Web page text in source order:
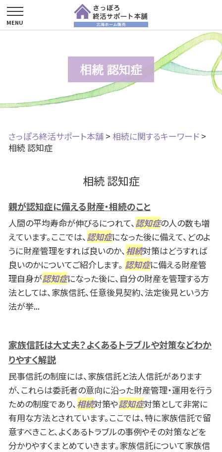
相続 認知症
さっぽろ終活サポート本舗 > 相続に関するキーワード >
相続 認知症
相続 認知症
親が認知症に備える財産・相続のこと
人間の平均寿命が伸びるにつれて、認知症の人の数も増
えています。ここでは、認知症になった後に備えて、どのよ
うに財産管理をすれば良いのか、相続対策はどうすれば
良いのかについてご紹介します。 認知症に備える財産管
理自身が認知症になった後に、自分の財産を管理する方
法としては、家族信託、任意後見契約、法定後見という方
法が挙...
家族信託は大丈夫？よくあるトラブルや対策などわか
りやすく解説
民事信託の制度には、家族信託と法人信託があります
が、これらは委託者の意向に沿った財産管理・運用を行う
ための制度であり、 相続対策や認知症対策として非常に
有用な方法とされています。ここでは、特に家族信託で留
意すべきこと、よくあるトラブルの事例やその対策などを
分かりやすくまとめていきます。家族信託について家族信